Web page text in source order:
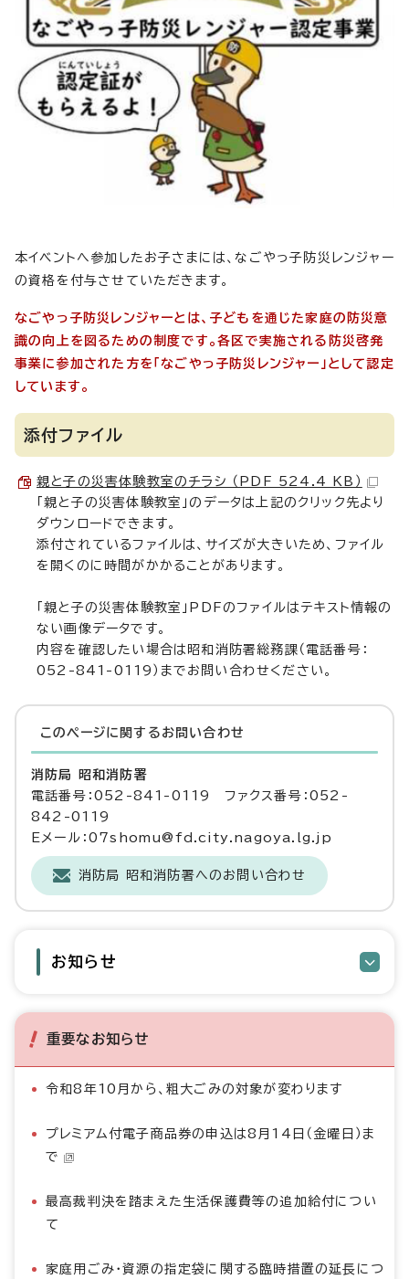
本イベントへ参加したお子さまには、なごやっ子防災レンジャー
の資格を付与させていただきます。
なごやっ子防災レンジャーとは、子どもを通じた家庭の防災意
識の向上を図るための制度です。各区で実施される防災啓発
事業に参加された方を「なごやっ子防災レンジャー」として認定
しています。
添付ファイル
親と子の災害体験教室のチラシ （PDF 524.4 KB）
「親と子の災害体験教室」のデータは上記のクリック先より
ダウンロードできます。
添付されているファイルは、サイズが大きいため、ファイル
を開くのに時間がかかることがあります。
「親と子の災害体験教室」PDFのファイルはテキスト情報の
ない画像データです。
内容を確認したい場合は昭和消防署総務課（電話番号：
052-841-0119）までお問い合わせください。
このページに関する お問い合わせ
消防局 昭和消防署
電話番号：052-841-0119 ファクス番号：052-
842-0119
Eメール：07shomu@fd.city.nagoya.lg.jp
消防局 昭和消防署へのお問い合わせ
お知らせ
重要なお知らせ
令和8年10月から、粗大ごみの対象が変わります
プレミアム付電子商品券の申込は8月14日（金曜日）ま
で
最高裁判決を踏まえた生活保護費等の追加給付につい
て
家庭用ごみ・資源の指定袋に関する臨時措置の延長につ